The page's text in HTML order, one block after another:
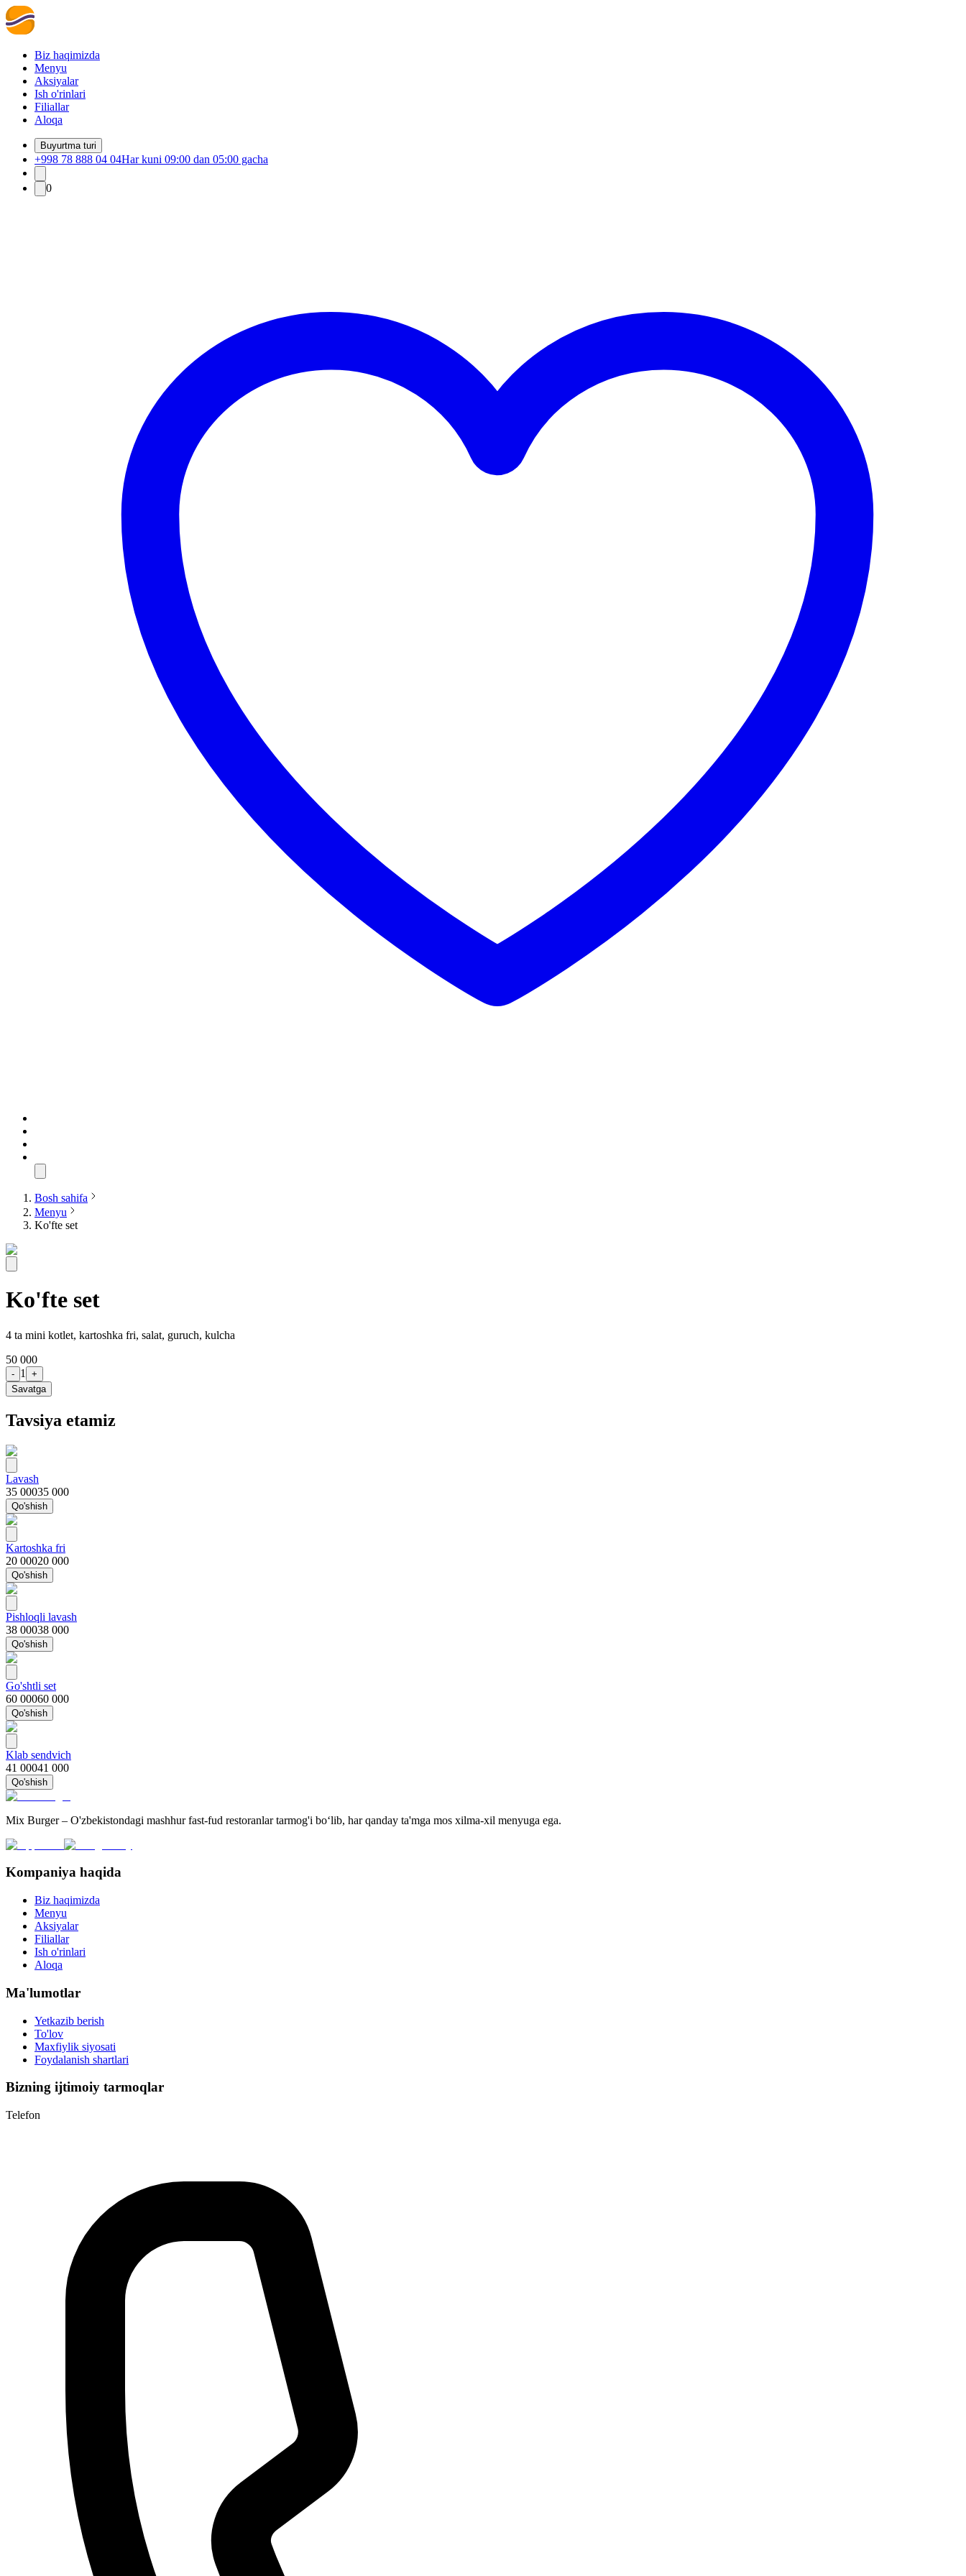
Biz haqimizda
Menyu
Aksiyalar
Ish o'rinlari
Filiallar
Aloqa
Buyurtma turi
+998 78 888 04 04Har kuni 09:00 dan 05:00 gacha
0
Bosh sahifa
Menyu
Ko'fte set
Ko'fte set
4 ta mini kotlet, kartoshka fri, salat, guruch, kulcha
50 000
- 1
+
Savatga
Tavsiya etamiz
Lavash
35 00035 000
Qo'shish
Kartoshka fri
20 00020 000
Qo'shish
Pishloqli lavash
38 00038 000
Qo'shish
Go'shtli set
60 00060 000
Qo'shish
Klab sendvich
41 00041 000
Qo'shish
Mix Burger – O'zbekistondagi mashhur fast-fud restoranlar tarmog'i bo‘lib, har qanday ta'mga mos xilma-xil menyuga ega.
Kompaniya haqida
Biz haqimizda
Menyu
Aksiyalar
Filiallar
Ish o'rinlari
Aloqa
Ma'lumotlar
Yetkazib berish
To'lov
Maxfiylik siyosati
Foydalanish shartlari
Bizning ijtimoiy tarmoqlar
Telefon